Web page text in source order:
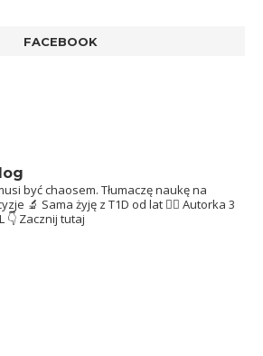
FACEBOOK
być chaosem. Tłumaczę naukę na
🔬 Sama żyję z T1D od lat 👩‍⚕️ Autorka 3
👇 Zacznij tutaj